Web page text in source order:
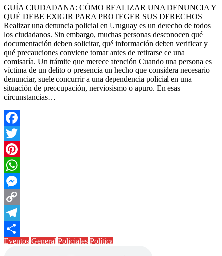
GUÍA CIUDADANA: CÓMO REALIZAR UNA DENUNCIA Y
QUÉ DEBE EXIGIR PARA PROTEGER SUS DERECHOS
Realizar una denuncia policial en Uruguay es un derecho de todos
los ciudadanos. Sin embargo, muchas personas desconocen qué
documentación deben solicitar, qué información deben verificar y
qué precauciones conviene tomar antes de retirarse de una
comisaría. Un trámite que merece atención Cuando una persona es
víctima de un delito o presencia un hecho que considera necesario
denunciar, suele concurrir a una dependencia policial en una
situación de preocupación, nerviosismo o apuro. En esas
circunstancias…
Facebook
Twitter
Pinterest
WhatsApp
Messenger
Copy
Link
Telegram
Compartir
Eventos General Policiales Política